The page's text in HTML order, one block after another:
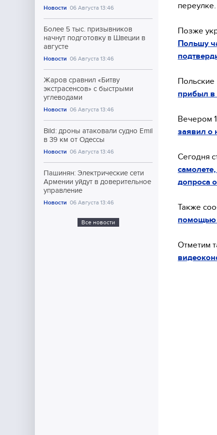
Новости 06 Августа 13:46
Более 5 тыс. призывников
начнут подготовку в Швеции в
августе
Новости 06 Августа 13:46
Жаров сравнил «Битву
экстрасенсов» с быстрыми
углеводами
Новости 06 Августа 13:46
Bild: дроны атаковали судно Emil
в 39 км от Одессы
Новости 06 Августа 13:46
Пашинян: Электрические сети
Армении уйдут в доверительное
управление
Новости 06 Августа 13:46
Все новости
переулке.
Позже
Польшу
Польские
прибыл
Вечером
заявил о
Сегодня
допроса
Также
помощью
Отметим